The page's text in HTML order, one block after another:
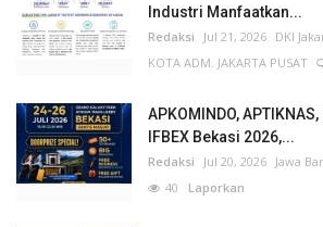
Industri Manfaatkan...
Redaksi Jul 21, 2026 DKI
KOTA ADM. JAKARTA PUSAT
APKOMINDO,
IFBEX Bekasi 2026,...
Redaksi Jul 20, 2026 Jawa
40 Laporkan